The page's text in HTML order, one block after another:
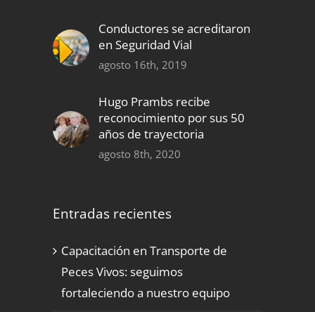
Conductores se acreditaron
en Seguridad Vial
agosto 16th, 2019
Hugo Prambs recibe
reconocimiento por sus 50
años de trayectoria
agosto 8th, 2020
Entradas recientes
Capacitación en Transporte de
Peces Vivos: seguimos
fortaleciendo a nuestro equipo